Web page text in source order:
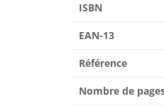
ISBN
EAN-13
Référence
Nombre de